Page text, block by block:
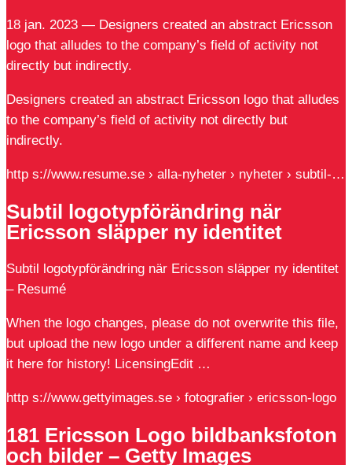
18 jan. 2023 — Designers created an abstract Ericsson
logo that alludes to the company’s field of activity not
directly but indirectly.
Designers created an abstract Ericsson logo that alludes
to the company’s field of activity not directly but
indirectly.
http s://www.resume.se › alla-nyheter › nyheter › subtil-…
Subtil logotypförändring när
Ericsson släpper ny identitet
Subtil logotypförändring när Ericsson släpper ny identitet
– Resumé
When the logo changes, please do not overwrite this file,
but upload the new logo under a different name and keep
it here for history! LicensingEdit …
http s://www.gettyimages.se › fotografier › ericsson-logo
181 Ericsson Logo bildbanksfoton
och bilder – Getty Images